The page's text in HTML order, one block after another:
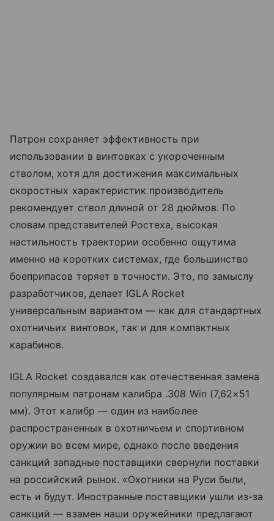
Патрон сохраняет эффективность при
использовании в винтовках с укороченным
стволом, хотя для достижения максимальных
скоростных характеристик производитель
рекомендует ствол длиной от 28 дюймов. По
словам представителей Ростеха, высокая
настильность траектории особенно ощутима
именно на коротких системах, где большинство
боеприпасов теряет в точности. Это, по замыслу
разработчиков, делает IGLA Rocket
универсальным вариантом — как для стандартных
охотничьих винтовок, так и для компактных
карабинов.
IGLA Rocket создавался как отечественная замена
популярным патронам калибра .308 Win (7,62×51
мм). Этот калибр — один из наиболее
распространенных в охотничьем и спортивном
оружии во всем мире, однако после введения
санкций западные поставщики свернули поставки
на российский рынок. «Охотники на Руси были,
есть и будут. Иностранные поставщики ушли из-за
санкций — взамен наши оружейники предлагают